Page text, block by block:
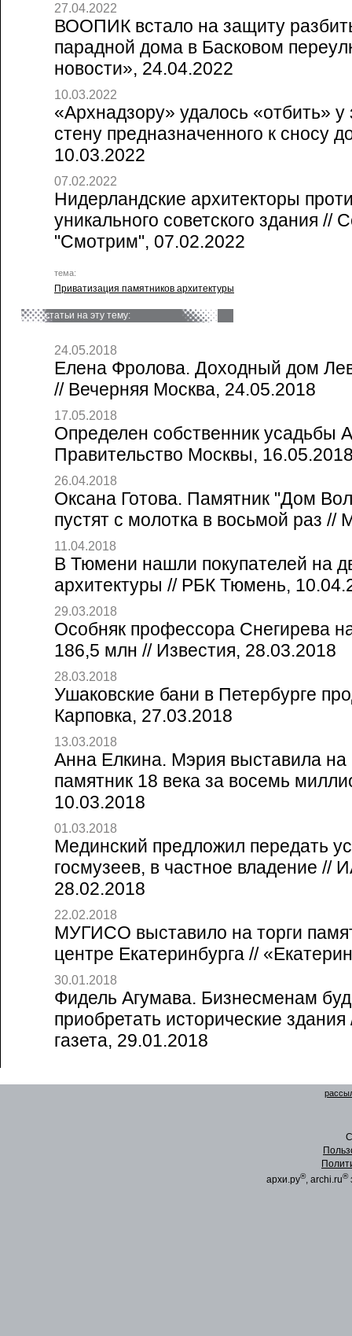
27.04.2022
ВООПИК встало на защиту
парадной дома в Басковом
новости», 24.04.2022
10.03.2022
«Архнадзору» удалось «отбить»
стену предназначенного к сносу
10.03.2022
07.02.2022
Нидерландские архитекторы
уникального советского здания //
"Смотрим", 07.02.2022
тема:
Приватизация памятников архитектуры
статьи на эту тему:
24.05.2018
Елена Фролова. Доходный дом
// Вечерняя Москва, 24.05.2018
17.05.2018
Определен собственник усадьбы
Правительство Москвы,
26.04.2018
Оксана Готова. Памятник "Дом
пустят с молотка в восьмой раз //
11.04.2018
В Тюмени нашли покупателей на
архитектуры // РБК Тюмень,
29.03.2018
Особняк профессора Снегирева
186,5 млн // Известия, 28.03.2018
28.03.2018
Ушаковские бани в Петербурге
Карповка, 27.03.2018
13.03.2018
Анна Елкина. Мэрия выставила
памятник 18 века за восемь
10.03.2018
01.03.2018
Мединский предложил передать
госмузеев, в частное владение //
28.02.2018
22.02.2018
МУГИСО выставило на торги
центре Екатеринбурга //
30.01.2018
Фидель Агумава. Бизнесменам
приобретать исторические
газета, 29.01.2018
архи.ру®, archi.ru®